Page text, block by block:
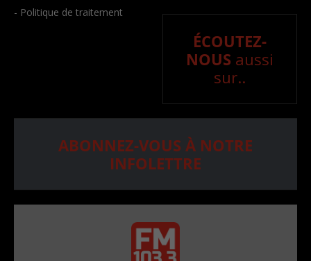
- Politique de traitement
ÉCOUTEZ-
NOUS aussi
sur..
ABONNEZ-VOUS À NOTRE
INFOLETTRE